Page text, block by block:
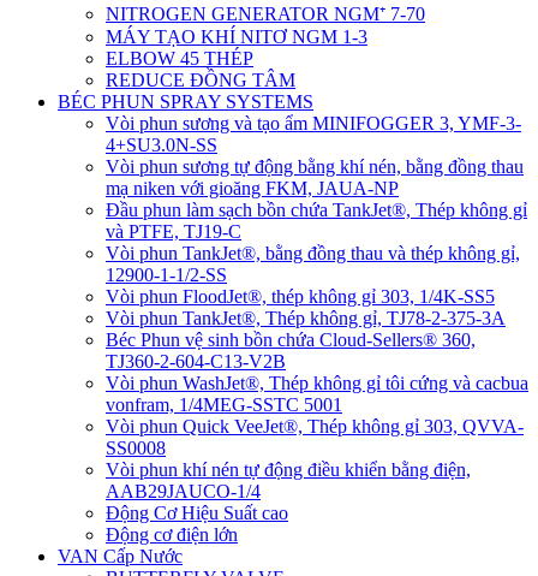
NITROGEN GENERATOR NGM⁺ 7-70
MÁY TẠO KHÍ NITƠ NGM 1-3
ELBOW 45 THÉP
REDUCE ĐỒNG TÂM
BÉC PHUN SPRAY SYSTEMS
Vòi phun sương và tạo ẩm MINIFOGGER 3, YMF-3-
4+SU3.0N-SS
Vòi phun sương tự động bằng khí nén, bằng đồng thau
mạ niken với gioăng FKM, JAUA-NP
Đầu phun làm sạch bồn chứa TankJet®, Thép không gỉ
và PTFE, TJ19-C
Vòi phun TankJet®, bằng đồng thau và thép không gỉ,
12900-1-1/2-SS
Vòi phun FloodJet®, thép không gỉ 303, 1/4K-SS5
Vòi phun TankJet®, Thép không gỉ, TJ78-2-375-3A
Béc Phun vệ sinh bồn chứa Cloud-Sellers® 360,
TJ360-2-604-C13-V2B
Vòi phun WashJet®, Thép không gỉ tôi cứng và cacbua
vonfram, 1/4MEG-SSTC 5001
Vòi phun Quick VeeJet®, Thép không gỉ 303, QVVA-
SS0008
Vòi phun khí nén tự động điều khiển bằng điện,
AAB29JAUCO-1/4
Động Cơ Hiệu Suất cao
Động cơ điện lớn
VAN Cấp Nước